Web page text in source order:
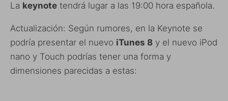
La keynote tendrá lugar a las 19:00 hora española.
Actualización: Según rumores, en la Keynote se
podría presentar el nuevo iTunes 8 y el nuevo iPod
nano y Touch podrías tener una forma y
dimensiones parecidas a estas: